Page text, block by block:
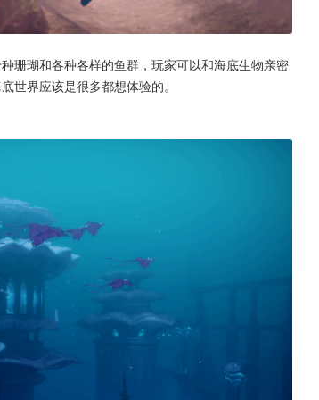
珊瑚和各种各样的鱼群，玩家可以和海底生物亲密
世界应该是很多都想体验的。